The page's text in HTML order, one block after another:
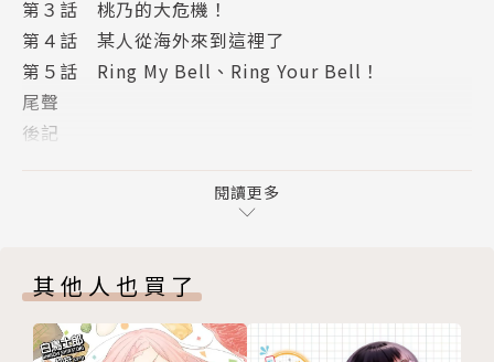
第３話 桃乃的大危機！
第４話 某人從海外來到這裡了
第５話 Ring My Bell、Ring Your Bell！
尾聲
後記
閱讀更多
其他人也買了